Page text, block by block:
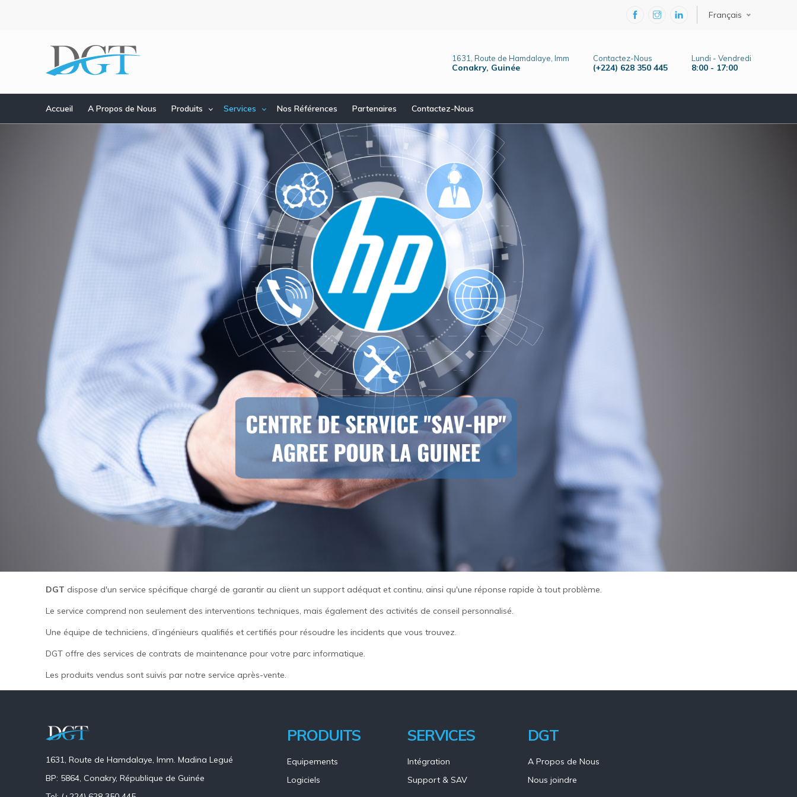
Select
Français
1631, Route de Hamdalaye, Imm
Conakry, Guinée
Contactez-Nous
(+224) 628 350 445
Lundi - Vendredi
8:00 - 17:00
Accueil A Propos de Nous Produits Services Nos Références Partenaires Contactez-Nous
DGT dispose d'un service spécifique chargé de garantir au client un support adéquat et continu, ainsi qu'une réponse rapide à tout problème.
Le service comprend non seulement des interventions techniques, mais également des activités de conseil personnalisé.
Une équipe de techniciens, d’ingénieurs qualifiés et certifiés pour résoudre les incidents que vous trouvez.
DGT offre des services de contrats de maintenance pour votre parc informatique.
Les produits vendus sont suivis par notre service après-vente.
1631, Route de Hamdalaye, Imm. Madina Legué
BP: 5864, Conakry, République de Guinée
PRODUITS
Equipements
Logiciels
SERVICES
Intégration
Support & SAV
DGT
A Propos de Nous
Nous joindre